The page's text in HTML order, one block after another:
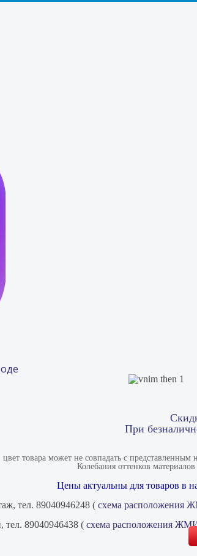
При
цвет товара может не совпадать с
Колебания оттенков
Цены актуальны для товаров в
тел. 89040946248 ( схема расположения
89040946438 ( схема расположения